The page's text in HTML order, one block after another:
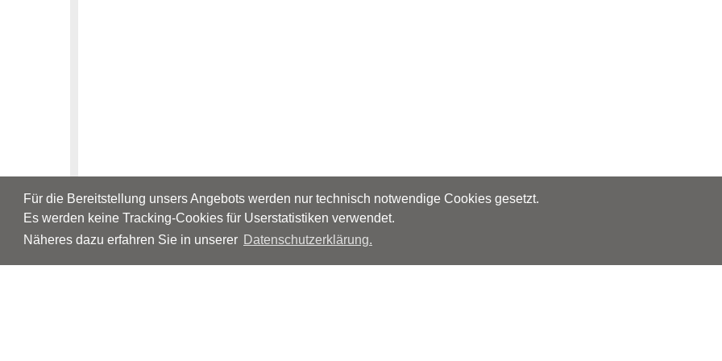
Für die Bereitstellung unsers Angebots werden nur technisch notwendige Cookies gesetzt.
Es werden keine Tracking-Cookies für Userstatistiken verwendet.
Näheres dazu erfahren Sie in unserer Datenschutzerklärung.